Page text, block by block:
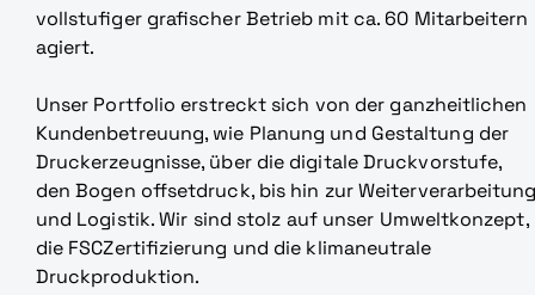
vollstufiger grafischer Betrieb mit ca. 60 Mitarbeitern
agiert.
Unser Portfolio erstreckt sich von der ganzheitlichen
Kundenbetreuung, wie Planung und Gestaltung der
Druckerzeugnisse, über die digitale Druckvorstufe,
den Bogen­ offsetdruck, bis hin zur
und Logistik. Wir sind stolz auf unser Umweltkonzept,
die FSC­Zertifizierung und die klimaneutrale
Druckproduktion.